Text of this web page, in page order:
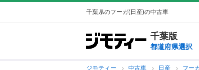
千葉県のフーガ(日産)の中古車
千葉版
都道府県選択
ジモティー 中古車 日産 フー